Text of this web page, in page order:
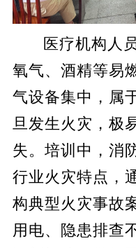
医疗机构人
氧气、酒精等易
气设备集中，属
旦发生火灾，极
失。培训中，消
行业火灾特点，
构典型火灾事故
用电、隐患排查